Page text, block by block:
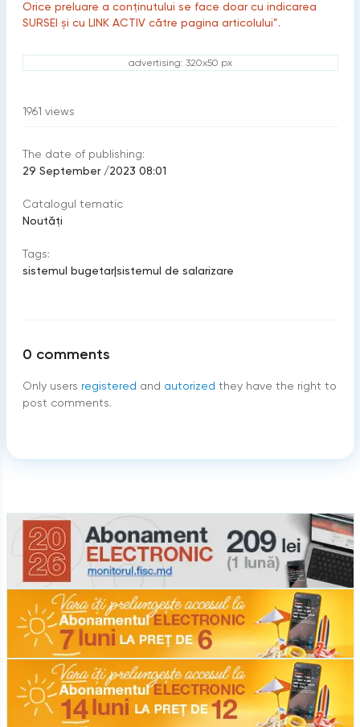
Orice preluare a conținutului se face doar cu indicarea
SURSEI și cu LINK ACTIV către pagina articolului”.
advertising: 320x50 px
1961 views
The date of publishing:
29 September /2023 08:01
Catalogul tematic
Noutăți
Tags:
sistemul bugetar|sistemul de salarizare
0 comments
Only users registered and autorized they have the right to
post comments.